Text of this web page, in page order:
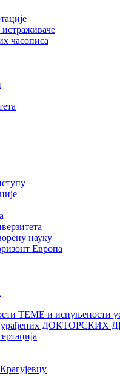
истраживаче
часописа
науку
Европа
ТЕМЕ и испуњености
урађених